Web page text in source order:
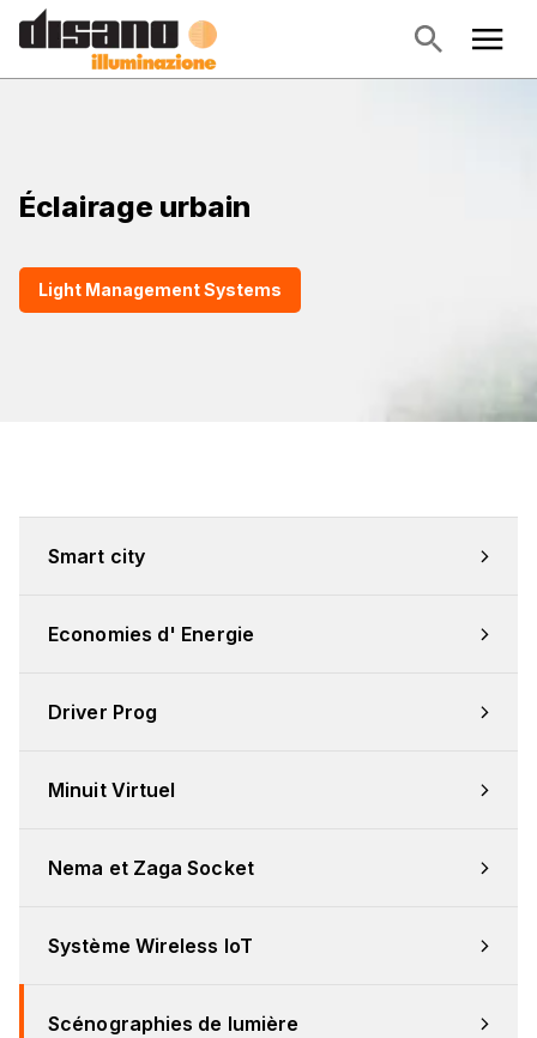
Éclairage urbain
Light Management Systems
Smart city
Economies d' Energie
Driver Prog
Minuit Virtuel
Nema et Zaga Socket
Système Wireless IoT
Scénographies de lumière